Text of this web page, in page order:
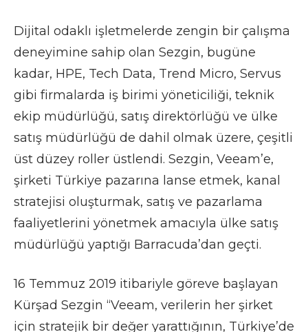
Dijital odaklı işletmelerde zengin bir çalışma
deneyimine sahip olan Sezgin, bugüne
kadar, HPE, Tech Data, Trend Micro, Servus
gibi firmalarda iş birimi yöneticiliği, teknik
ekip müdürlüğü, satış direktörlüğü ve ülke
satış müdürlüğü de dahil olmak üzere, çeşitli
üst düzey roller üstlendi. Sezgin, Veeam’e,
şirketi Türkiye pazarına lanse etmek, kanal
stratejisi oluşturmak, satış ve pazarlama
faaliyetlerini yönetmek amacıyla ülke satış
müdürlüğü yaptığı Barracuda’dan geçti.
16 Temmuz 2019 itibariyle göreve başlayan
Kürşad Sezgin “Veeam, verilerin her şirket
için stratejik bir değer yarattığının, Türkiye’de